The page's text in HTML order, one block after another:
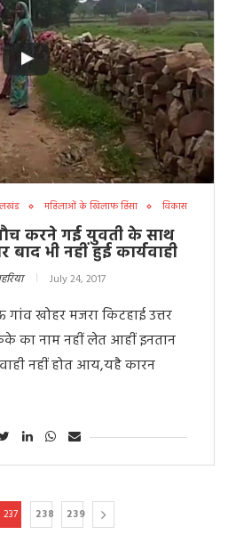
महिलाओं के खिलाफ हिंसा विकास
करने गई युवती के साथ
बाद भी नहीं हुई कार्यवाही
July 24, 2017
खोहर मजरा किटहाई उत्तर
का नाम नहीं लेत आहीं इनतान
नहीं होत आय,यहै कारन
237 238 239